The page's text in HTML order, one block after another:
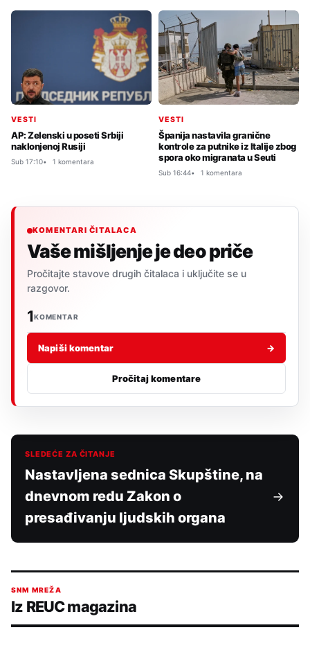
VESTI
AP: Zelenski u poseti Srbiji
naklonjenoj Rusiji
Sub 17:10 1 komentara
VESTI
Španija nastavila granične
kontrole za putnike iz Italije zbog
spora oko migranata u Seuti
Sub 16:44 1 komentara
KOMENTARI ČITALACA
Vaše mišljenje je deo priče
Pročitajte stavove drugih čitalaca i uključite se u
razgovor.
1KOMENTAR
Napiši komentar →
Pročitaj komentare
SLEDEĆE ZA ČITANJE
Nastavljena sednica Skupštine, na
dnevnom redu Zakon o
presađivanju ljudskih organa
SNM MREŽA
Iz REUC magazina